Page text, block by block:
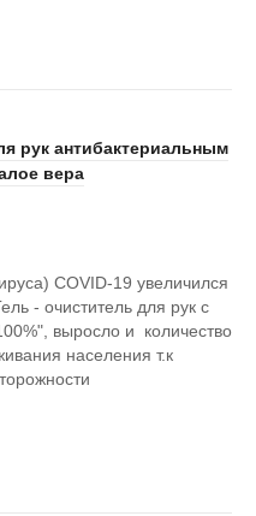
рук антибактериальным
вера
COVID-19 увеличился
- очиститель для рук с
выросло и количество
населения т.к